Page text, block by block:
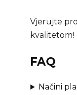
Vjerujte
kvalitetom!
FAQ
Načini